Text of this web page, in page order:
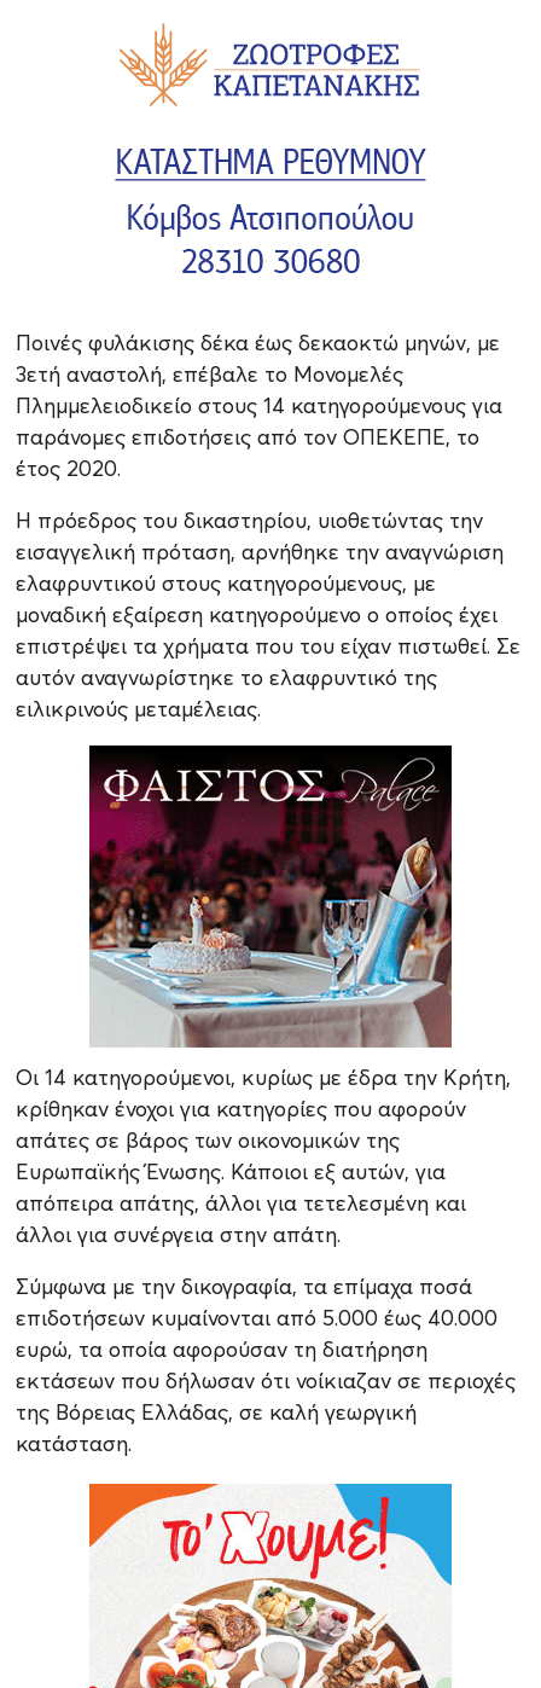
Ποινές φυλάκισης δέκα έως δεκαοκτώ μηνών, με
3ετή αναστολή, επέβαλε το Μονομελές
Πλημμελειοδικείο στους 14 κατηγορούμενους για
παράνομες επιδοτήσεις από τον ΟΠΕΚΕΠΕ, το
έτος 2020.
Η πρόεδρος του δικαστηρίου, υιοθετώντας την
εισαγγελική πρόταση, αρνήθηκε την αναγνώριση
ελαφρυντικού στους κατηγορούμενους, με
μοναδική εξαίρεση κατηγορούμενο ο οποίος έχει
επιστρέψει τα χρήματα που του είχαν πιστωθεί. Σε
αυτόν αναγνωρίστηκε το ελαφρυντικό της
ειλικρινούς μεταμέλειας.
Οι 14 κατηγορούμενοι, κυρίως με έδρα την Κρήτη,
κρίθηκαν ένοχοι για κατηγορίες που αφορούν
απάτες σε βάρος των οικονομικών της
Ευρωπαϊκής Ένωσης. Κάποιοι εξ αυτών, για
απόπειρα απάτης, άλλοι για τετελεσμένη και
άλλοι για συνέργεια στην απάτη.
Σύμφωνα με την δικογραφία, τα επίμαχα ποσά
επιδοτήσεων κυμαίνονται από 5.000 έως 40.000
ευρώ, τα οποία αφορούσαν τη διατήρηση
εκτάσεων που δήλωσαν ότι νοίκιαζαν σε περιοχές
της Βόρειας Ελλάδας, σε καλή γεωργική
κατάσταση.